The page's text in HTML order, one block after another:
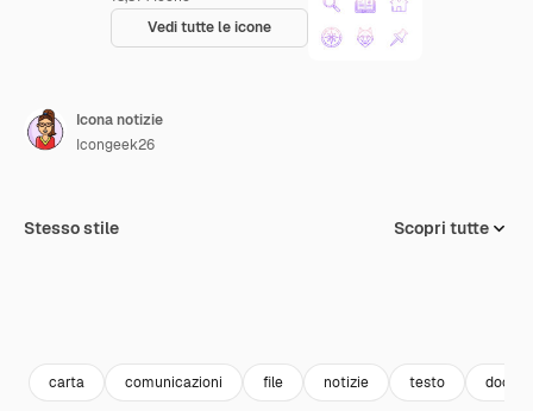
Vedi tutte le icone
Icona notizie
Icongeek26
Stesso stile Scopri tutte
carta comunicazioni file notizie testo